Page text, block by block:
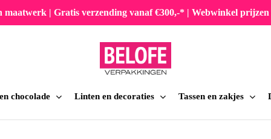
maatwerk | Gratis verzending vanaf €300,-* | Webwinkel
chocolade Linten en decoraties Tassen en zakjes